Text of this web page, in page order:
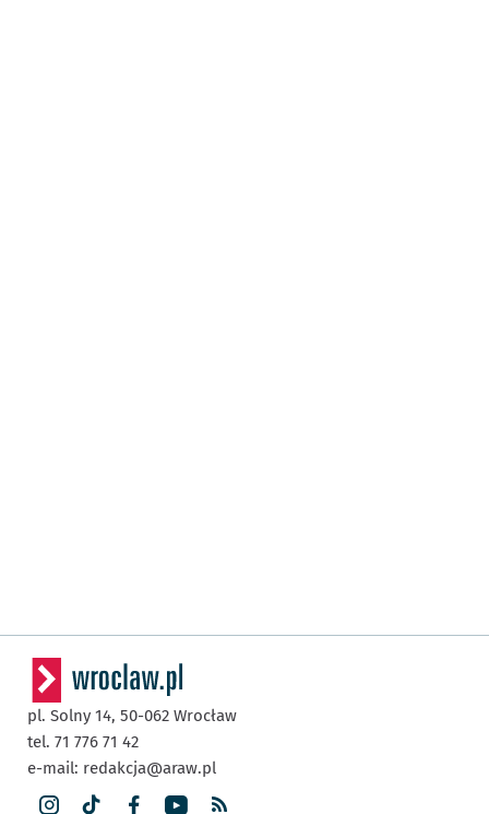
pl. Solny 14, 50-062 Wrocław
tel. 71 776 71 42
e-mail: redakcja@araw.pl